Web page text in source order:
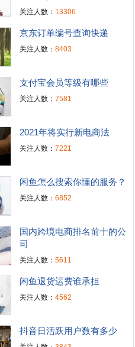
关注人数： 13306
京东订单编号查询快递
关注人数： 8403
支付宝会员等级有哪些
关注人数： 7581
2021年将实行新电商法
关注人数： 7221
闲鱼怎么搜索你懂的服务？
关注人数： 6852
国内跨境电商排名前十的公
司
关注人数： 5611
闲鱼退货运费谁承担
关注人数： 4562
抖音日活跃用户数有多少